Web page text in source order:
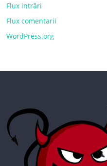
Flux intrări
Flux comentarii
WordPress.org